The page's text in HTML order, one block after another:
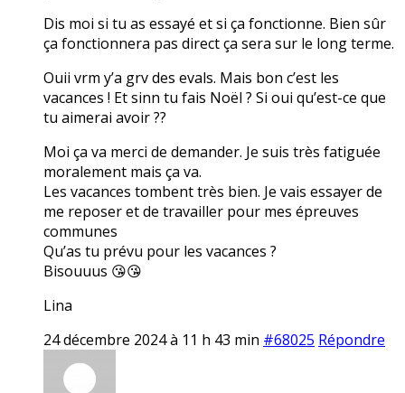
Dis moi si tu as essayé et si ça fonctionne. Bien sûr
ça fonctionnera pas direct ça sera sur le long terme.
Ouii vrm y’a grv des evals. Mais bon c’est les
vacances ! Et sinn tu fais Noël ? Si oui qu’est-ce que
tu aimerai avoir ??
Moi ça va merci de demander. Je suis très fatiguée
moralement mais ça va.
Les vacances tombent très bien. Je vais essayer de
me reposer et de travailler pour mes épreuves
communes
Qu’as tu prévu pour les vacances ?
Bisouuus 😘😘
Lina
24 décembre 2024 à 11 h 43 min #68025 Répondre